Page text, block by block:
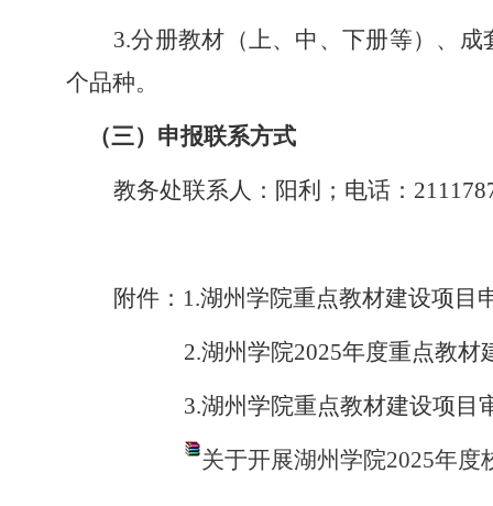
3.分册教材（上、中、下册等）、
个品种。
（三）申报联系方式
教务处联系人：阳利；电话：
附件： 1.湖州学院重点教材建设项目
2.湖州学院2025年度重点教材
3.湖州学院重点教材建设项目
关于开展湖州学院2025年